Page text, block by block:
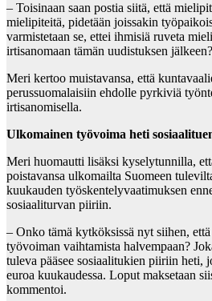
– Toisinaan saan postia siitä, että
mielipiteitä, pidetään joissakin
varmistetaan se, ettei ihmisiä ruveta
irtisanomaan tämän uudistuksen
Meri kertoo muistavansa, että
perussuomalaisiin ehdolle pyrkiviä
irtisanomisella.
Ulkomainen työvoima heti
Meri huomautti lisäksi kyselytunnilla,
poistavansa ulkomailta Suomeen
kuukauden työskentelyvaatimuksen
sosiaaliturvan piiriin.
– Onko tämä kytköksissä nyt siihen,
työvoiman vaihtamista halvempaan?
tuleva pääsee sosiaalitukien piiriin heti,
euroa kuukaudessa. Loput maksetaan
kommentoi.